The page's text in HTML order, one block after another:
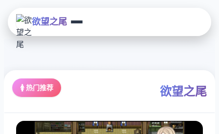
欲望之尾
🚺 热门推荐 欲望之尾